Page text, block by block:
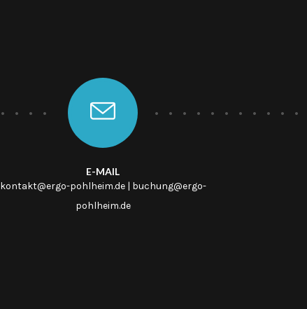
E-MAIL
kontakt@ergo-pohlheim.de | buchung@ergo-
pohlheim.de